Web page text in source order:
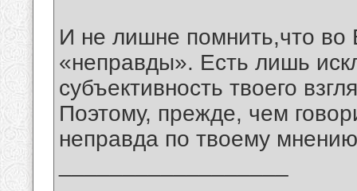
И не лишне помнить,что во
«неправды». Есть лишь
субъективность твоего
Поэтому, прежде, чем
неправда по твоему